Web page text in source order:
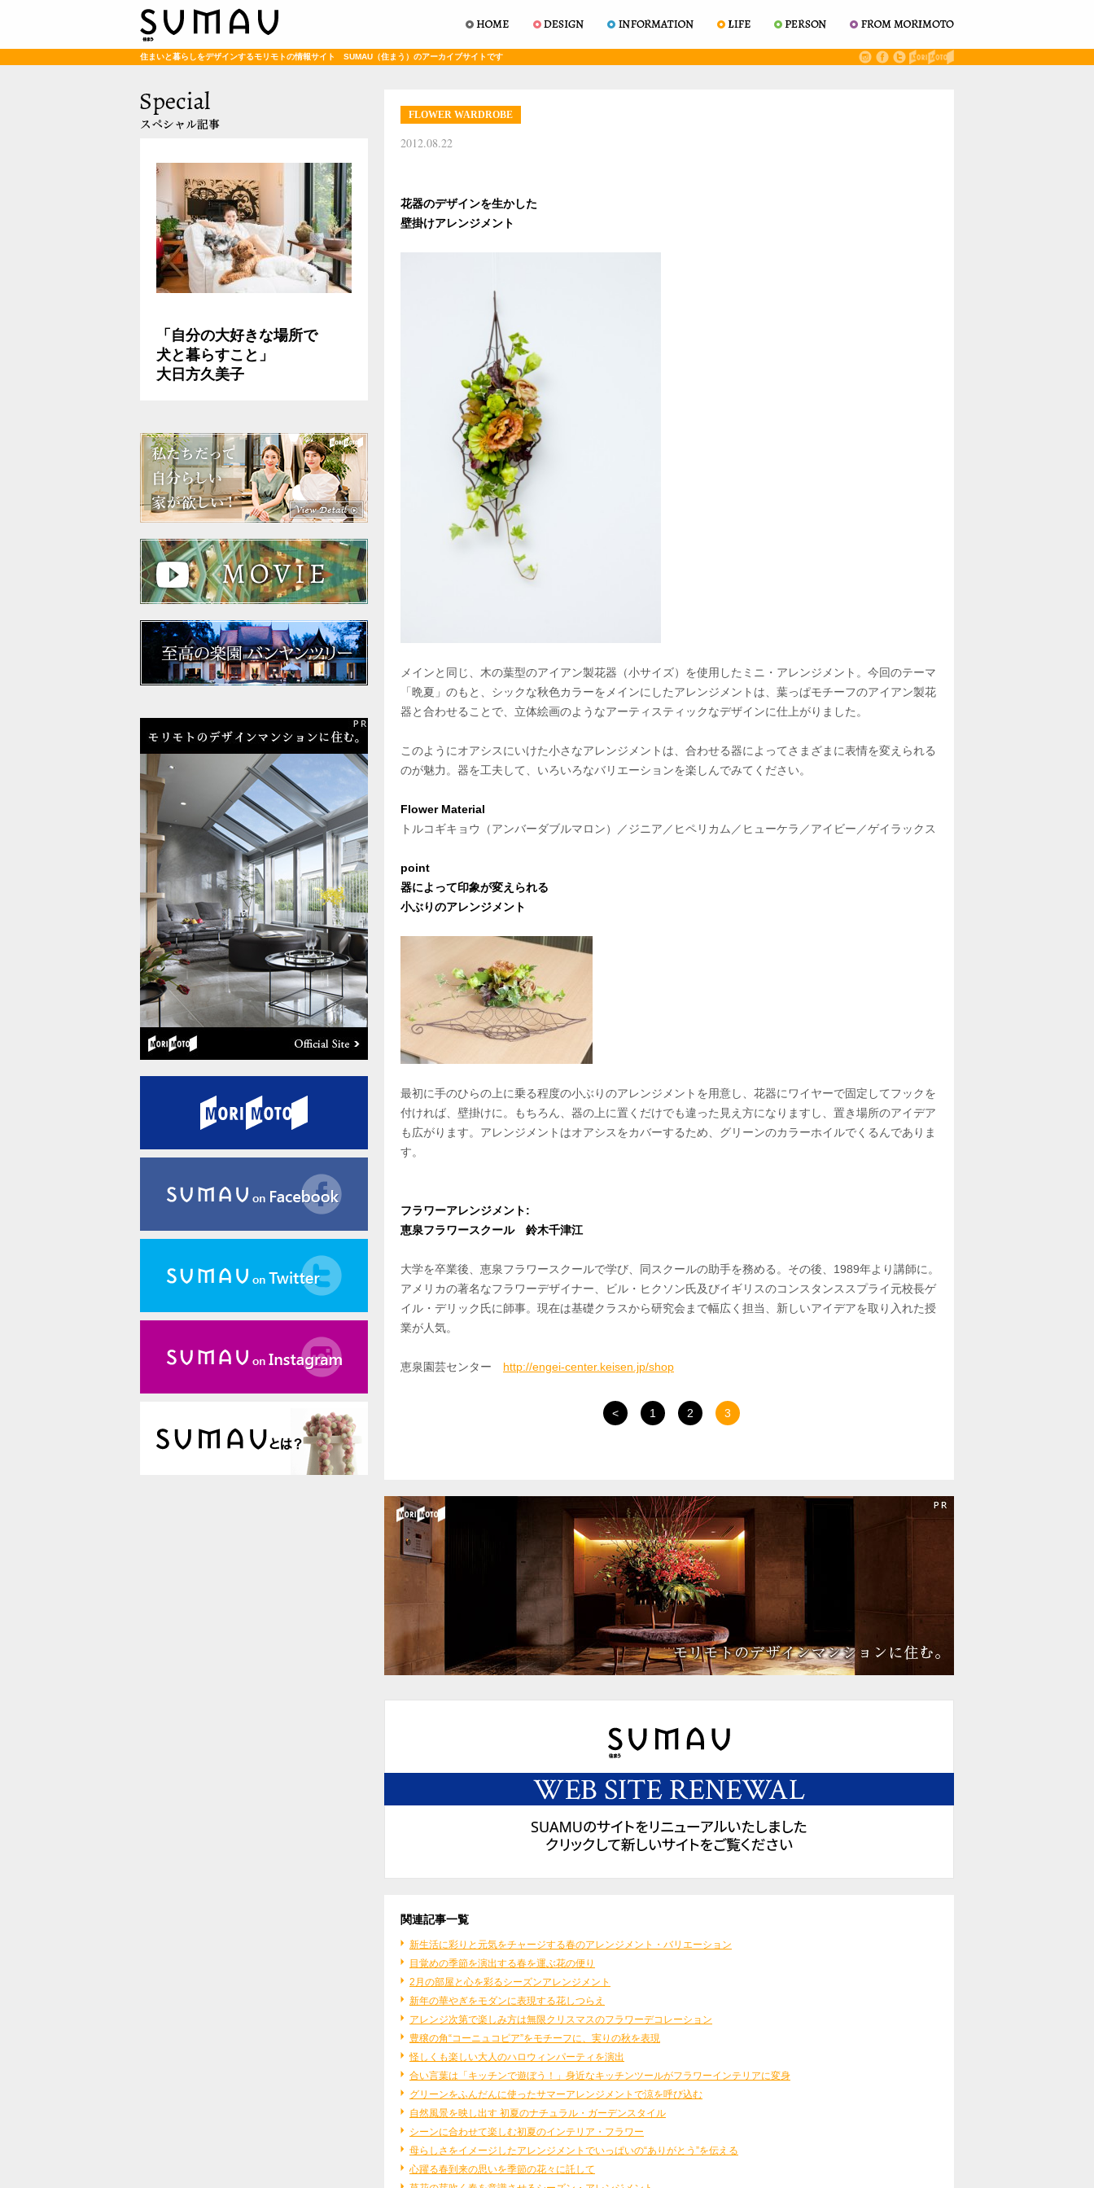
住まいと暮らしをデザインするモリモトの情報サイト SUMAU（住まう）のアーカイブサイトです
FLOWER WARDROBE
2012.08.22
花器のデザインを生かした
壁掛けアレンジメント
メインと同じ、木の葉型のアイアン製花器（小サイズ）を使用したミニ・アレンジメント。今回のテーマ
「晩夏」のもと、シックな秋色カラーをメインにしたアレンジメントは、葉っぱモチーフのアイアン製花
器と合わせることで、立体絵画のようなアーティスティックなデザインに仕上がりました。
このようにオアシスにいけた小さなアレンジメントは、合わせる器によってさまざまに表情を変えられる
のが魅力。器を工夫して、いろいろなバリエーションを楽しんでみてください。
Flower Material
トルコギキョウ（アンバーダブルマロン）／ジニア／ヒペリカム／ヒューケラ／アイビー／ゲイラックス
point
器によって印象が変えられる
小ぶりのアレンジメント
最初に手のひらの上に乗る程度の小ぶりのアレンジメントを用意し、花器にワイヤーで固定してフックを
付ければ、壁掛けに。もちろん、器の上に置くだけでも違った見え方になりますし、置き場所のアイデア
も広がります。アレンジメントはオアシスをカバーするため、グリーンのカラーホイルでくるんでありま
す。
フラワーアレンジメント:
恵泉フラワースクール 鈴木千津江
大学を卒業後、恵泉フラワースクールで学び、同スクールの助手を務める。その後、1989年より講師に。
アメリカの著名なフラワーデザイナー、ビル・ヒクソン氏及びイギリスのコンスタンススプライ元校長ゲ
イル・デリック氏に師事。現在は基礎クラスから研究会まで幅広く担当、新しいアイデアを取り入れた授
業が人気。
恵泉園芸センター http://engei-center.keisen.jp/shop
< 1 2 3
関連記事一覧
新生活に彩りと元気をチャージする春のアレンジメント・バリエーション
目覚めの季節を演出する春を運ぶ花の便り
2月の部屋と心を彩るシーズンアレンジメント
新年の華やぎをモダンに表現する花しつらえ
アレンジ次第で楽しみ方は無限クリスマスのフラワーデコレーション
豊穣の角“コーニュコピア”をモチーフに、実りの秋を表現
怪しくも楽しい大人のハロウィンパーティを演出
合い言葉は「キッチンで遊ぼう！」身近なキッチンツールがフラワーインテリアに変身
グリーンをふんだんに使ったサマーアレンジメントで涼を呼び込む
自然風景を映し出す 初夏のナチュラル・ガーデンスタイル
シーンに合わせて楽しむ初夏のインテリア・フラワー
母らしさをイメージしたアレンジメントでいっぱいの“ありがとう”を伝える
心躍る春到来の思いを季節の花々に託して
「自分の大好きな場所で
犬と暮らすこと」
大日方久美子